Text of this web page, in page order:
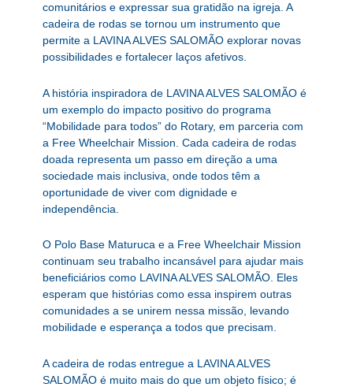
comunitários e expressar sua gratidão na igreja. A
cadeira de rodas se tornou um instrumento que
permite a LAVINA ALVES SALOMÃO explorar novas
possibilidades e fortalecer laços afetivos.
A história inspiradora de LAVINA ALVES SALOMÃO é
um exemplo do impacto positivo do programa
“Mobilidade para todos” do Rotary, em parceria com
a Free Wheelchair Mission. Cada cadeira de rodas
doada representa um passo em direção a uma
sociedade mais inclusiva, onde todos têm a
oportunidade de viver com dignidade e
independência.
O Polo Base Maturuca e a Free Wheelchair Mission
continuam seu trabalho incansável para ajudar mais
beneficiários como LAVINA ALVES SALOMÃO. Eles
esperam que histórias como essa inspirem outras
comunidades a se unirem nessa missão, levando
mobilidade e esperança a todos que precisam.
A cadeira de rodas entregue a LAVINA ALVES
SALOMÃO é muito mais do que um objeto físico; é